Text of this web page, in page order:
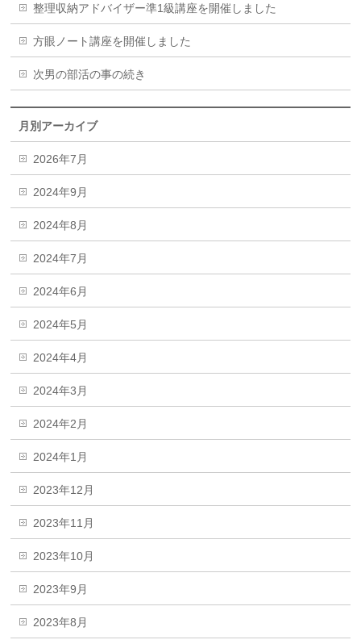
整理収納アドバイザー準1級講座を開催しました
方眼ノート講座を開催しました
次男の部活の事の続き
月別アーカイブ
2026年7月
2024年9月
2024年8月
2024年7月
2024年6月
2024年5月
2024年4月
2024年3月
2024年2月
2024年1月
2023年12月
2023年11月
2023年10月
2023年9月
2023年8月